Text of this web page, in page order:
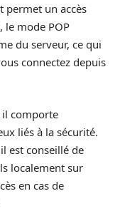
permet un accès
le mode POP
du serveur, ce qui
connectez depuis
il comporte
liés à la sécurité.
est conseillé de
localement sur
en cas de